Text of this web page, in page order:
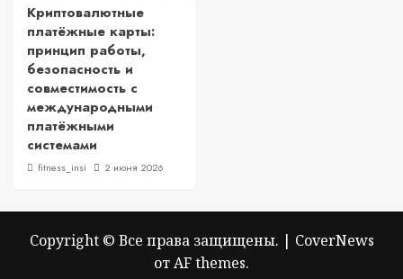
Криптовалютные
платёжные карты:
принцип работы,
безопасность и
совместимость с
международными
платёжными
системами
fitness_insi 2 июня 2026
Copyright © Все права защищены. | CoverNews
от AF themes.